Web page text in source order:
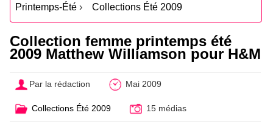
Printemps-Été › Collections Été 2009
Collection femme printemps été
2009 Matthew Williamson pour H&M
Par la rédaction Mai 2009
Collections Été 2009 15 médias